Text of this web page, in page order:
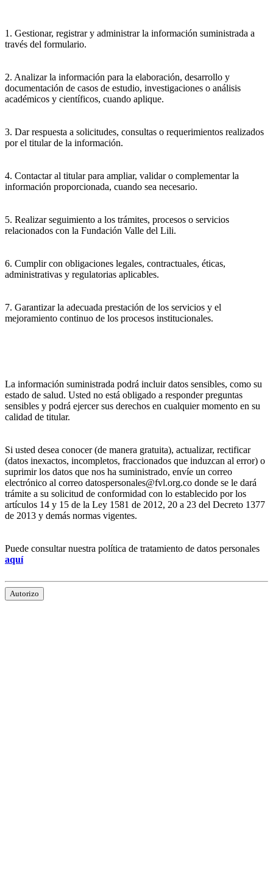
1. Gestionar, registrar y administrar la información suministrada a
través del formulario.
2. Analizar la información para la elaboración, desarrollo y
documentación de casos de estudio, investigaciones o análisis
académicos y científicos, cuando aplique.
3. Dar respuesta a solicitudes, consultas o requerimientos realizados
por el titular de la información.
4. Contactar al titular para ampliar, validar o complementar la
información proporcionada, cuando sea necesario.
5. Realizar seguimiento a los trámites, procesos o servicios
relacionados con la Fundación Valle del Lili.
6. Cumplir con obligaciones legales, contractuales, éticas,
administrativas y regulatorias aplicables.
7. Garantizar la adecuada prestación de los servicios y el
mejoramiento continuo de los procesos institucionales.
La información suministrada podrá incluir datos sensibles, como su
estado de salud. Usted no está obligado a responder preguntas
sensibles y podrá ejercer sus derechos en cualquier momento en su
calidad de titular.
Si usted desea conocer (de manera gratuita), actualizar, rectificar
(datos inexactos, incompletos, fraccionados que induzcan al error) o
suprimir los datos que nos ha suministrado, envíe un correo
electrónico al correo datospersonales@fvl.org.co donde se le dará
trámite a su solicitud de conformidad con lo establecido por los
artículos 14 y 15 de la Ley 1581 de 2012, 20 a 23 del Decreto 1377
de 2013 y demás normas vigentes.
Puede consultar nuestra política de tratamiento de datos personales
aquí
Autorizo